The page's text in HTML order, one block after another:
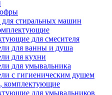
стиральных машин
для смесителя
для ванны и душа
для кухни
для умывальника
с гигиеническим душем
комплектующие
для умывальников